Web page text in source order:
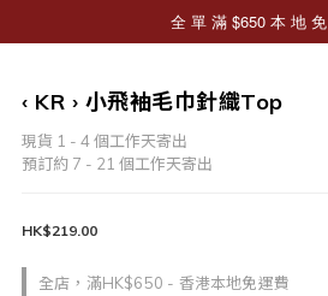
‹ KR › 小飛袖毛巾針織Top
現貨 1 - 4 個工作天寄出
預訂約 7 - 21 個工作天寄出
全店，滿HK$650 - 香港本地免運費
HK$219.00